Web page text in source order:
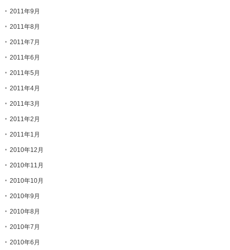
2011年9月
2011年8月
2011年7月
2011年6月
2011年5月
2011年4月
2011年3月
2011年2月
2011年1月
2010年12月
2010年11月
2010年10月
2010年9月
2010年8月
2010年7月
2010年6月